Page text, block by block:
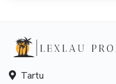
Tartu